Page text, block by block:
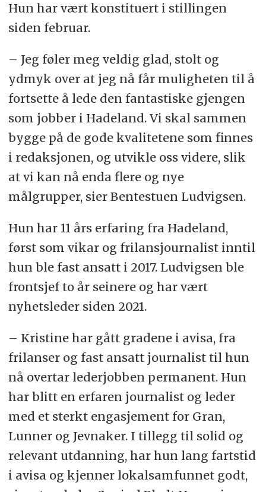
Hun har vært konstituert i stillingen
siden februar.
– Jeg føler meg veldig glad, stolt og
ydmyk over at jeg nå får muligheten til å
fortsette å lede den fantastiske gjengen
som jobber i Hadeland. Vi skal sammen
bygge på de gode kvalitetene som finnes
i redaksjonen, og utvikle oss videre, slik
at vi kan nå enda flere og nye
målgrupper, sier Bentestuen Ludvigsen.
Hun har 11 års erfaring fra Hadeland,
først som vikar og frilansjournalist inntil
hun ble fast ansatt i 2017. Ludvigsen ble
frontsjef to år seinere og har vært
nyhetsleder siden 2021.
– Kristine har gått gradene i avisa, fra
frilanser og fast ansatt journalist til hun
nå overtar lederjobben permanent. Hun
har blitt en erfaren journalist og leder
med et sterkt engasjement for Gran,
Lunner og Jevnaker. I tillegg til solid og
relevant utdanning, har hun lang fartstid
i avisa og kjenner lokalsamfunnet godt,